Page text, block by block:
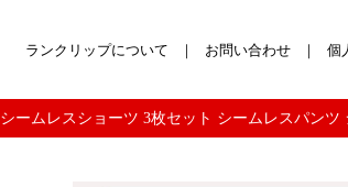
ランクリップについて お問い合わせ 個
シームレスショーツ 3枚セット シームレスパン